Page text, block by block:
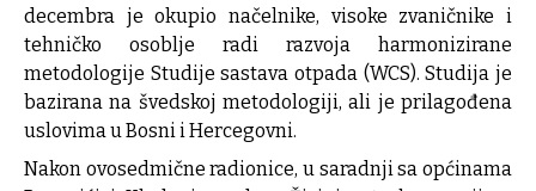
decembra je okupio načelnike, visoke zvaničnike i
tehničko osoblje radi razvoja harmonizirane
metodologije Studije sastava otpada (WCS). Studija je
bazirana na švedskoj metodologiji, ali je prilagođena
uslovima u Bosni i Hercegovni.
Nakon ovosedmične radionice, u saradnji sa općinama